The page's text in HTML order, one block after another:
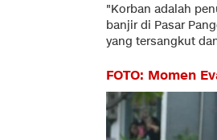
"Korban adalah
banjir di Pasar
yang tersangkut
FOTO: Momen